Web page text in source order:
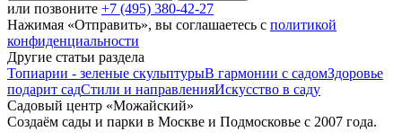
или позвоните +7 (495) 380-42-27
Нажимая «Отправить», вы соглашаетесь с политикой
конфиденциальности
Другие статьи раздела
Топиарии - зеленые скульптурыВ гармонии с садомЗдоровье
подарит садСтили и направленияИскусство в саду
Садовый центр «Можайский»
Создаём сады и парки в Москве и Подмосковье с 2007 года.